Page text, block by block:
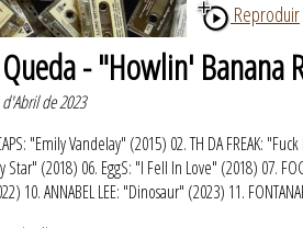
Reproduir
- "Howlin' Banana
de 2023
"Emily Vandelay" (2015) 02. TH DA FREAK:
Star" (2018) 06. EggS: "I Fell In Love" (2018) 07.
10. ANNABEL LEE: "Dinosaur" (2023) 11.